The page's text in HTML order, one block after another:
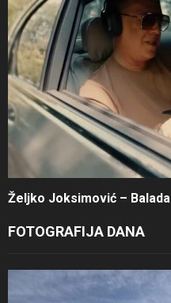
Željko Joksimović – Balada
FOTOGRAFIJA DANA